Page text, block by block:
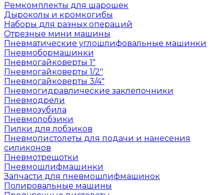
Ремкомплекты для шарошек
Дыроколы и кромкогибы
Наборы для разных операций
Отрезные мини машины
Пневматические углошлифовальные машинки
Пневмобормашинки
Пневмогайковерты 1"
Пневмогайковерты 1/2"
Пневмогайковерты 3/4"
Пневмогидравлические заклепочники
Пневмодрели
Пневмозубила
Пневмолобзики
Пилки для лобзиков
Пневмопистолеты для подачи и нанесения
силиконов
Пневмотрещотки
Пневмошлифмашинки
Запчасти для пневмошлифмашинок
Полировальные машины